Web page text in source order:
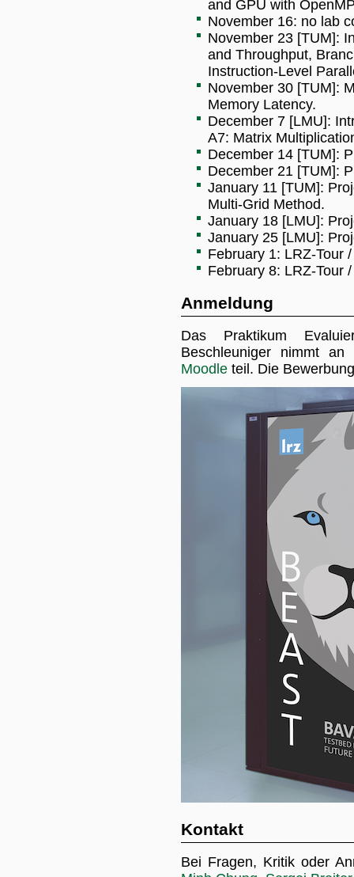
and GPU with
November 16: no lab
November 23 [TUM]:
and Throughput,
Instruction-Level
November 30 [TUM]:
Memory Latency.
December 7 [LMU]:
A7: Matrix
December 14 [TUM]:
December 21 [TUM]:
January 11 [TUM]:
Multi-Grid Method.
January 18 [LMU]:
January 25 [LMU]:
February 1: LRZ-Tour
February 8: LRZ-Tour
Anmeldung
Das Praktikum
Beschleuniger nimmt
Moodleteil. Die
Kontakt
Bei Fragen, Kritik oder